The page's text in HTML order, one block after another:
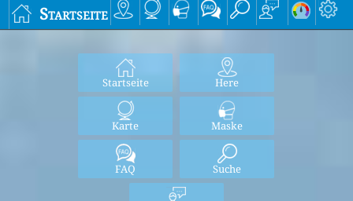
Startseite
Startseite Here
Karte Maske
FAQ Suche